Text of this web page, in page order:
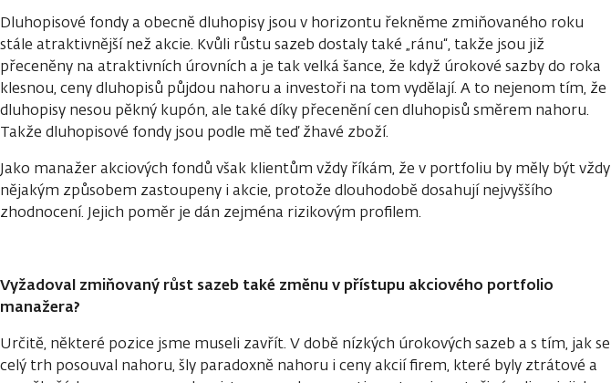
Dluhopisové fondy a obecně dluhopisy jsou v horizontu řekněme zmiňovaného roku
stále atraktivnější než akcie. Kvůli růstu sazeb dostaly také „ránu“, takže jsou již
přeceněny na atraktivních úrovních a je tak velká šance, že když úrokové sazby do roka
klesnou, ceny dluhopisů půjdou nahoru a investoři na tom vydělají. A to nejenom tím, že
dluhopisy nesou pěkný kupón, ale také díky přecenění cen dluhopisů směrem nahoru.
Takže dluhopisové fondy jsou podle mě teď žhavé zboží.
Jako manažer akciových fondů však klientům vždy říkám, že v portfoliu by měly být vždy
nějakým způsobem zastoupeny i akcie, protože dlouhodobě dosahují nejvyššího
zhodnocení. Jejich poměr je dán zejména rizikovým profilem.
Vyžadoval zmiňovaný růst sazeb také změnu v přístupu akciového portfolio
manažera?
Určitě, některé pozice jsme museli zavřít. V době nízkých úrokových sazeb a s tím, jak se
celý trh posouval nahoru, šly paradoxně nahoru i ceny akcií firem, které byly ztrátové a